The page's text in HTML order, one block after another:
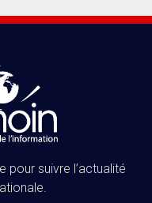
pour suivre l’actualité